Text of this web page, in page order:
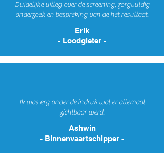
Duidelijke uitleg over de screening, zorgvuldig
onderzoek en bespreking van de het resultaat.
Erik
- Loodgieter -
Ik was erg onder de indruk wat er allemaal
zichtbaar werd.
Ashwin
- Binnenvaartschipper -